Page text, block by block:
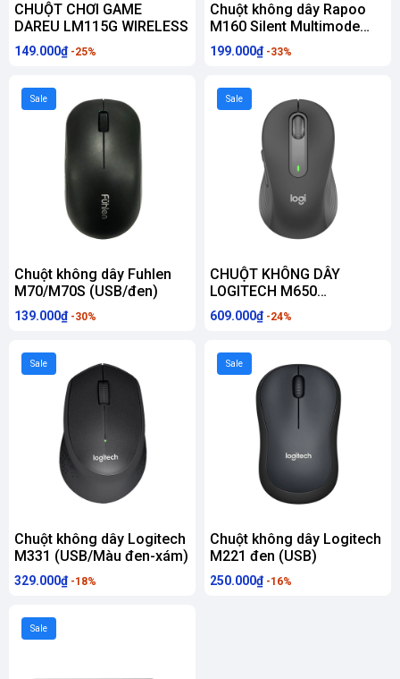
CHUỘT CHƠI GAME
DAREU LM115G WIRELESS
149.000₫ -25%
Chuột không dây Rapoo
M160 Silent Multimode
Đen (Kết nối Wireless
2.4Ghz / Bluetooth)
199.000₫ -33%
Sale
Chuột không dây Fuhlen
M70/M70S (USB/đen)
139.000₫ -30%
Sale
CHUỘT KHÔNG DÂY
LOGITECH M650
SIGNATURE GRAPHITE
(USB/BLUETOOTH/PIN AA/
609.000₫ -24%
Sale
Chuột không dây Logitech
M331 (USB/Màu đen-xám)
329.000₫ -18%
Sale
Chuột không dây Logitech
M221 đen (USB)
250.000₫ -16%
Sale